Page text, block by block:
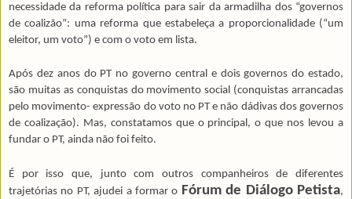
necessidade da reforma política para sair da armadilha dos “governos
de coalizão”: uma refor­ma que estabeleça a proporcionalidade (“um
eleitor, um voto”) e com o voto em lista.
Após dez anos do PT no governo central e dois governos do estado,
são muitas as conquistas do movimento social (conquistas arrancadas
pelo movimento- expressão do voto no PT e não dádivas dos governos
de coalização). Mas, constatamos que o principal, o que nos levou a
fundar o PT, ainda não foi feito.
É por isso que, junto com outros companheiros de di­ferentes
trajetórias no PT, ajudei a formar o Fórum de Diálogo Petista,